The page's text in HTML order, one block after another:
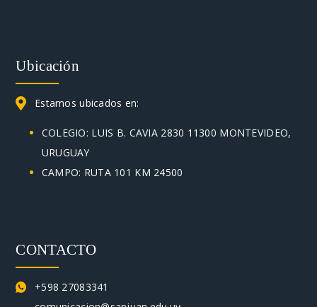
Ubicación
Estamos ubicados en:
COLEGIO: LUIS B. CAVIA 2830 11300 MONTEVIDEO,
URUGUAY
CAMPO: RUTA 101 KM 24500
CONTACTO
+598 27083341